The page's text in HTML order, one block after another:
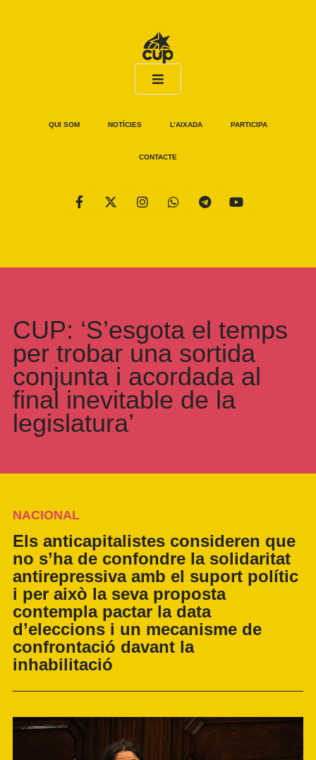
QUI SOM NOTÍCIES L’AIXADA PARTICIPA
CONTACTE
CUP: ‘S’esgota el temps
per trobar una sortida
conjunta i acordada al
final inevitable de la
legislatura’
NACIONAL
Els anticapitalistes consideren que
no s’ha de confondre la solidaritat
antirepressiva amb el suport polític
i per això la seva proposta
contempla pactar la data
d’eleccions i un mecanisme de
confrontació davant la
inhabilitació